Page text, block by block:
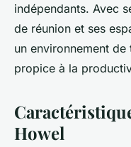
indépendants. Avec
de réunion et ses
un environnement
propice à la
Howel